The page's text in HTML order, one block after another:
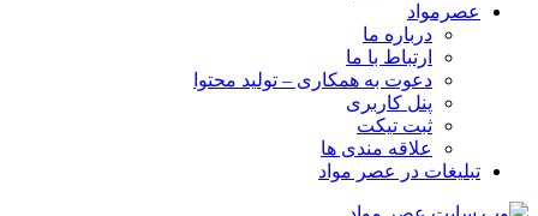
عصرمواد
درباره ما
ارتباط با ما
دعوت به همکاری – تولید محتوا
پنل کاربری
ثبت تیکت
علاقه مندی ها
تبلیغات در عصر مواد